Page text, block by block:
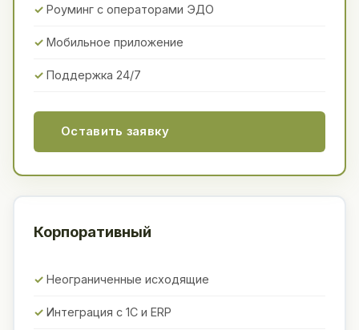
Роуминг с операторами ЭДО
Мобильное приложение
Поддержка 24/7
Оставить заявку
Корпоративный
Неограниченные исходящие
Интеграция с 1С и ERP